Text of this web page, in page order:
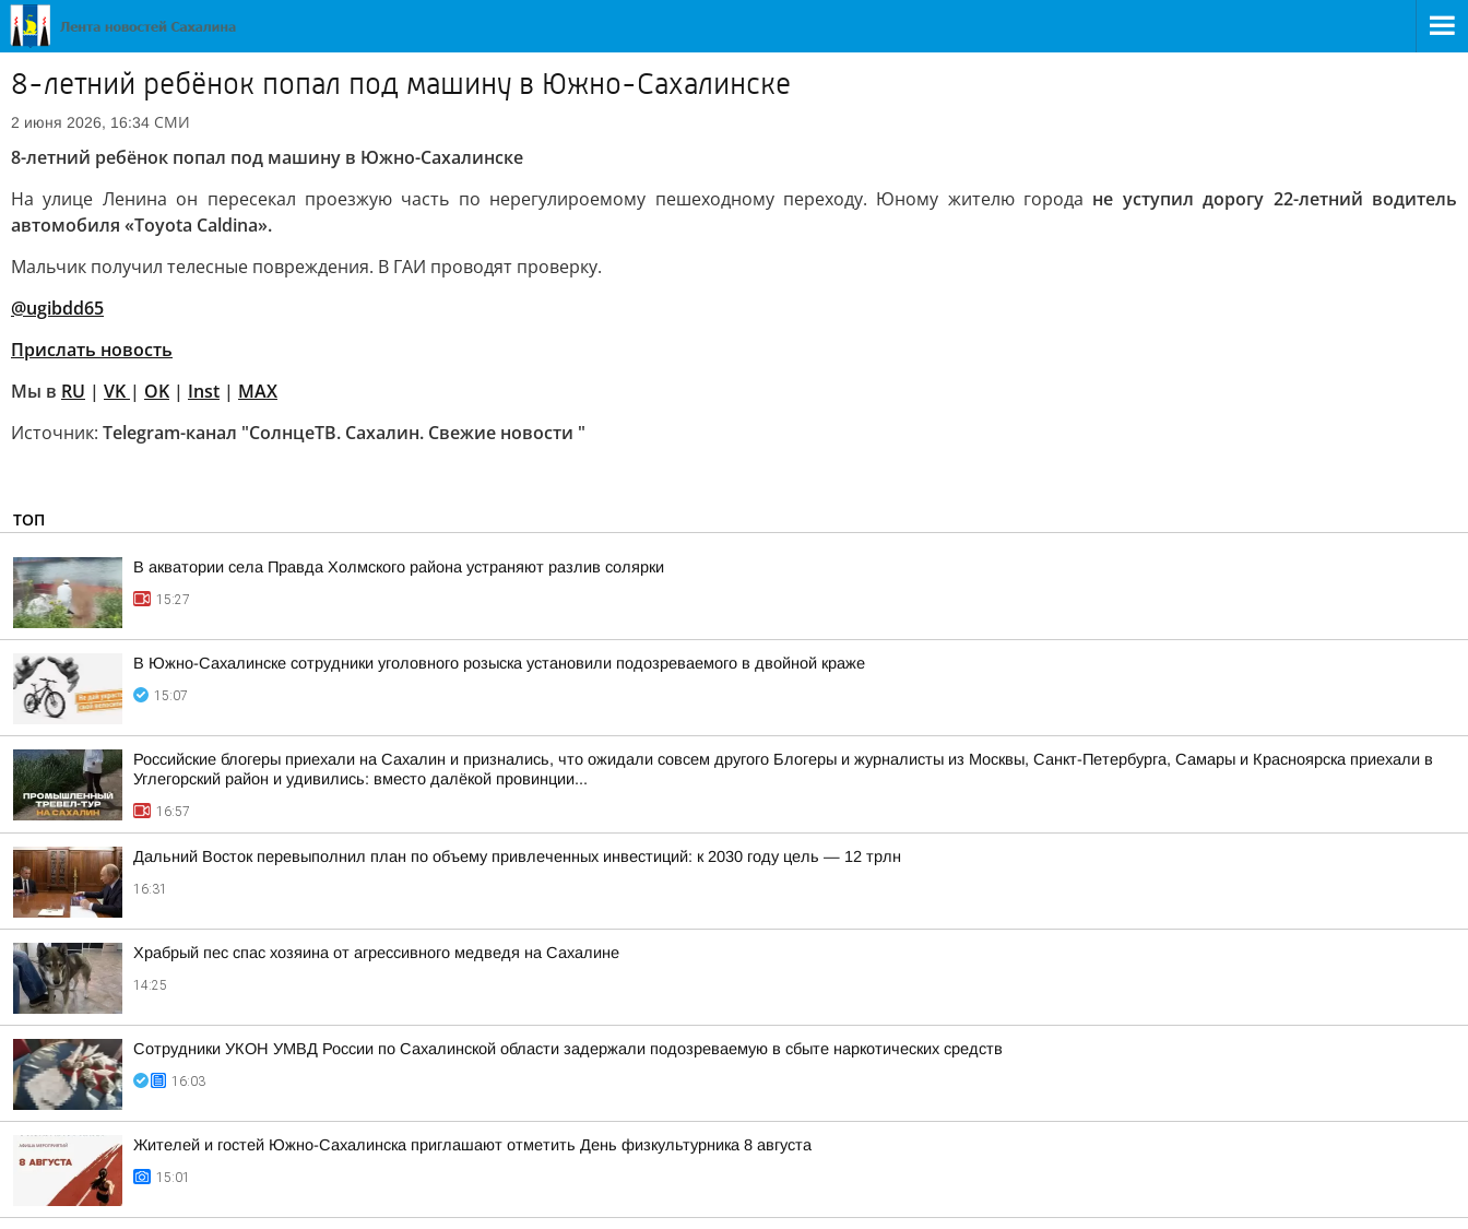
8-летний ребёнок попал под машину в Южно-Сахалинске
2 июня 2026, 16:34 СМИ
8-летний ребёнок попал под машину в Южно-Сахалинске
На улице Ленина он пересекал проезжую часть по нерегулироемому пешеходному переходу. Юному жителю города не уступил дорогу 22-летний водитель
автомобиля «Toyota Caldina».
Мальчик получил телесные повреждения. В ГАИ проводят проверку.
@ugibdd65
Прислать новость
Мы в RU | VK | OK | Inst | MAX
Источник: Telegram-канал "СолнцеТВ. Сахалин. Свежие новости "
ТОП
В акватории села Правда Холмского района устраняют разлив солярки
15:27
В Южно-Сахалинске сотрудники уголовного розыска установили подозреваемого в двойной краже
15:07
Российские блогеры приехали на Сахалин и признались, что ожидали совсем другого Блогеры и журналисты из Москвы, Санкт-Петербурга, Самары и Красноярска приехали в
Углегорский район и удивились: вместо далёкой провинции...
16:57
Дальний Восток перевыполнил план по объему привлеченных инвестиций: к 2030 году цель — 12 трлн
16:31
Храбрый пес спас хозяина от агрессивного медведя на Сахалине
14:25
Сотрудники УКОН УМВД России по Сахалинской области задержали подозреваемую в сбыте наркотических средств
16:03
Жителей и гостей Южно-Сахалинска приглашают отметить День физкультурника 8 августа
15:01